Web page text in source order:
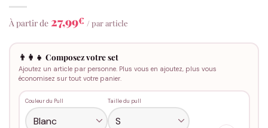
À partir de 27,99€ / par article
👨‍👩‍👧 Composez votre set
Ajoutez un article par personne. Plus vous en ajoutez, plus vous
économisez sur tout votre panier.
Couleur du Pull Taille du pull